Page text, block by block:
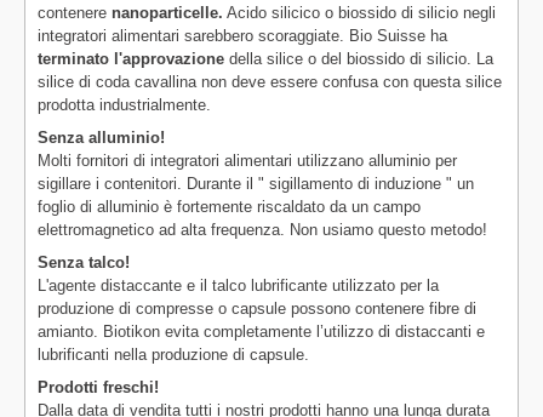
contenere nanoparticelle. Acido silicico o biossido di silicio negli
integratori alimentari sarebbero scoraggiate. Bio Suisse ha
terminato l'approvazione della silice o del biossido di silicio. La
silice di coda cavallina non deve essere confusa con questa silice
prodotta industrialmente.
Senza alluminio!
Molti fornitori di integratori alimentari utilizzano alluminio per
sigillare i contenitori. Durante il " sigillamento di induzione " un
foglio di alluminio è fortemente riscaldato da un campo
elettromagnetico ad alta frequenza. Non usiamo questo metodo!
Senza talco!
L'agente distaccante e il talco lubrificante utilizzato per la
produzione di compresse o capsule possono contenere fibre di
amianto. Biotikon evita completamente l’utilizzo di distaccanti e
lubrificanti nella produzione di capsule.
Prodotti freschi!
Dalla data di vendita tutti i nostri prodotti hanno una lunga durata